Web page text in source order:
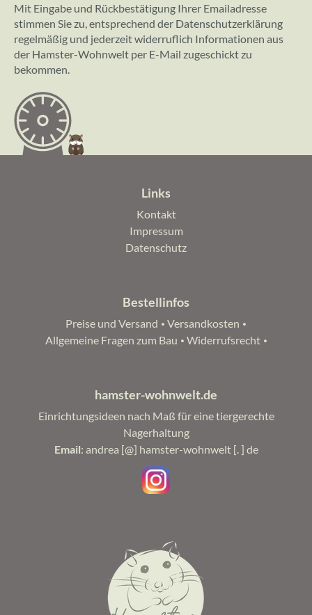
Mit Eingabe und Rückbestätigung Ihrer Emailadresse
stimmen Sie zu, entsprechend der Datenschutzerklärung
regelmäßig und jederzeit widerruflich Informationen aus
der Hamster-Wohnwelt per E-Mail zugeschickt zu
bekommen.
Links
Navigation
überspringen
Kontakt
Impressum
Datenschutz
Bestellinfos
Navigation
überspringen
Preise und Versand
Versandkosten
Allgemeine Fragen zum Bau
Widerrufsrecht
hamster-wohnwelt.de
Einrichtungsideen nach Maß für eine tiergerechte
Nagerhaltung
Email: andrea [@] hamster-wohnwelt [. ] de